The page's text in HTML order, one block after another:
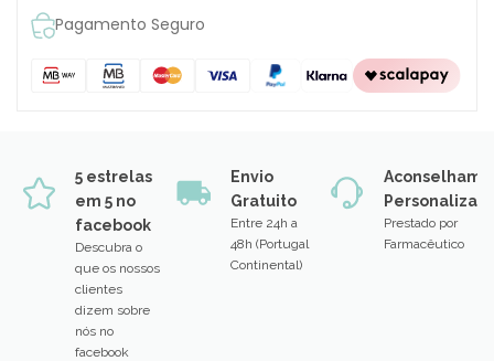
Pagamento Seguro
5 estrelas
em 5 no
facebook
Descubra o
que os nossos
clientes
dizem sobre
nós no
facebook
Envio
Gratuito
Entre 24h a
48h (Portugal
Continental)
Prestado por
Farmacêutico